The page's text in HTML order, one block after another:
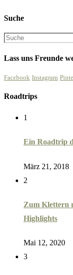
Suche
Lass uns Freunde
Facebook Instagram
Roadtrips
1
Ein Roadtrip
März 21, 2018
2
Zum Klettern
Highlights
Mai 12, 2020
3